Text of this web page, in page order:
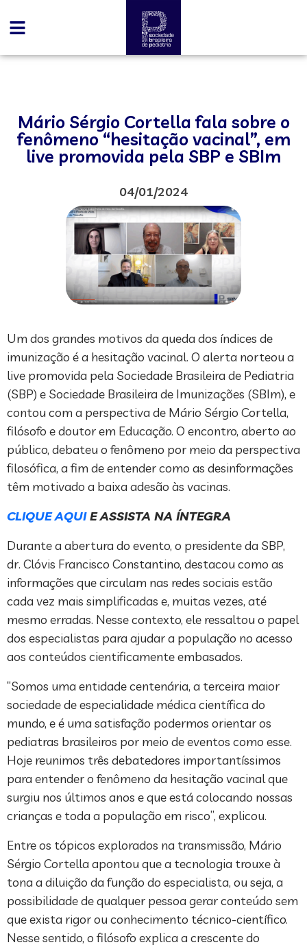
Mário Sérgio Cortella fala sobre o
fenômeno “hesitação vacinal”, em
live promovida pela SBP e SBIm
04/01/2024
Um dos grandes motivos da queda dos índices de
imunização é a hesitação vacinal. O alerta norteou a
live promovida pela Sociedade Brasileira de Pediatria
(SBP) e Sociedade Brasileira de Imunizações (SBIm), e
contou com a perspectiva de Mário Sérgio Cortella,
filósofo e doutor em Educação. O encontro, aberto ao
público, debateu o fenômeno por meio da perspectiva
filosófica, a fim de entender como as desinformações
têm motivado a baixa adesão às vacinas.
CLIQUE AQUIE ASSISTA NA ÍNTEGRA
Durante a abertura do evento, o presidente da SBP,
dr. Clóvis Francisco Constantino, destacou como as
informações que circulam nas redes sociais estão
cada vez mais simplificadas e, muitas vezes, até
mesmo erradas. Nesse contexto, ele ressaltou o papel
dos especialistas para ajudar a população no acesso
aos conteúdos cientificamente embasados.
“Somos uma entidade centenária, a terceira maior
sociedade de especialidade médica científica do
mundo, e é uma satisfação podermos orientar os
pediatras brasileiros por meio de eventos como esse.
Hoje reunimos três debatedores importantíssimos
para entender o fenômeno da hesitação vacinal que
surgiu nos últimos anos e que está colocando nossas
crianças e toda a população em risco”, explicou.
Entre os tópicos explorados na transmissão, Mário
Sérgio Cortella apontou que a tecnologia trouxe à
tona a diluição da função do especialista, ou seja, a
possibilidade de qualquer pessoa gerar conteúdo sem
que exista rigor ou conhecimento técnico-científico.
Nesse sentido, o filósofo explica a crescente do